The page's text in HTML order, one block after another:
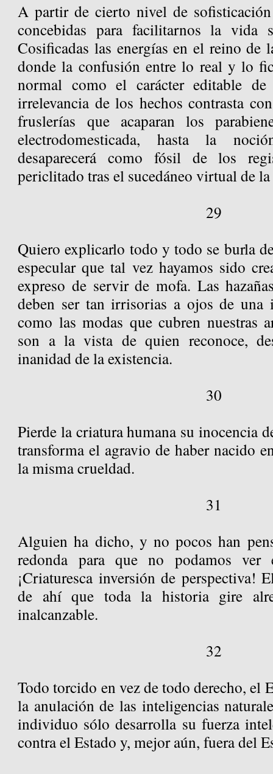
A partir de cierto nivel de
concebidas para facilitarnos la vida
Cosificadas las energías en el reino de
donde la confusión entre lo real y lo
normal como el carácter editable
irrelevancia de los hechos contrasta
fruslerías que acaparan los
electrodomesticada, hasta la
desaparecerá como fósil de los
periclitado tras el sucedáneo virtual de
29
Quiero explicarlo todo y todo se burla
especular que tal vez hayamos sido
expreso de servir de mofa. Las
deben ser tan irrisorias a ojos de una
como las modas que cubren nuestras
son a la vista de quien reconoce,
inanidad de la existencia.
30
Pierde la criatura humana su inocencia
transforma el agravio de haber nacido
la misma crueldad.
31
Alguien ha dicho, y no pocos han
redonda para que no podamos
¡Criaturesca inversión de perspectiva!
de ahí que toda la historia gire
inalcanzable.
32
Todo torcido en vez de todo derecho, el
la anulación de las inteligencias
individuo sólo desarrolla su fuerza
contra el Estado y, mejor aún, fuera del